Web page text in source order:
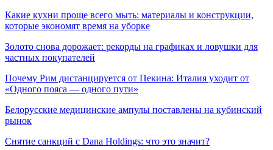
Какие кухни проще всего мыть: материалы и конструкции,
которые экономят время на уборке
Золото снова дорожает: рекорды на графиках и ловушки для
частных покупателей
Почему Рим дистанцируется от Пекина: Италия уходит от
«Одного пояса — одного пути»
Белорусские медицинские ампулы поставлены на кубинский
рынок
Снятие санкций с Dana Holdings: что это значит?